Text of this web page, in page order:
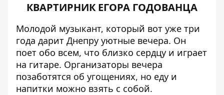
КВАРТИРНИК ЕГОРА ГОДОВАНЦА
Молодой музыкант, который вот уже три
года дарит Днепру уютные вечера. Он
поет обо всем, что близко сердцу и играет
на гитаре. Организаторы вечера
позаботятся об угощениях, но еду и
напитки можно взять с собой.